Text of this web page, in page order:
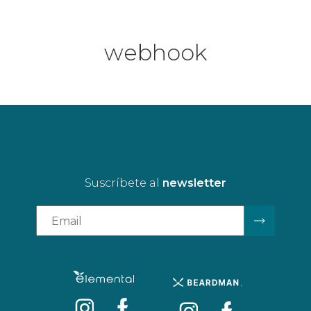
webhook
Suscríbete al newsletter